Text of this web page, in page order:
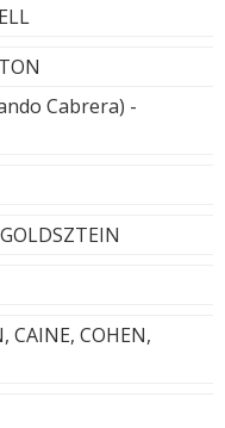
Cabrera) -
COHEN,